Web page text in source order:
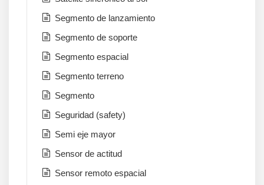
Segmento de lanzamiento
Segmento de soporte
Segmento espacial
Segmento terreno
Segmento
Seguridad (safety)
Semi eje mayor
Sensor de actitud
Sensor remoto espacial